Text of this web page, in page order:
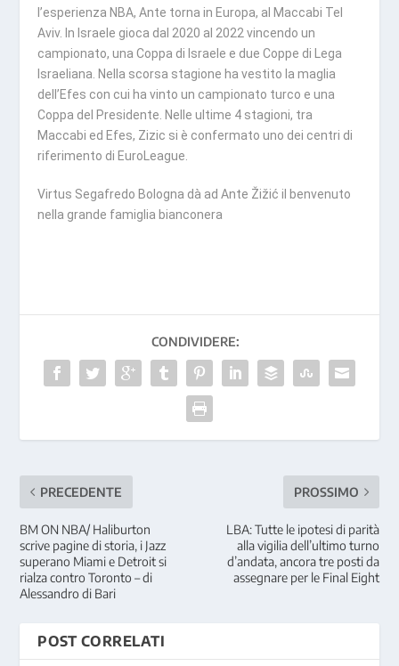
l’esperienza NBA, Ante torna in Europa, al Maccabi Tel
Aviv. In Israele gioca dal 2020 al 2022 vincendo un
campionato, una Coppa di Israele e due Coppe di Lega
Israeliana. Nella scorsa stagione ha vestito la maglia
dell’Efes con cui ha vinto un campionato turco e una
Coppa del Presidente. Nelle ultime 4 stagioni, tra
Maccabi ed Efes, Zizic si è confermato uno dei centri di
riferimento di EuroLeague.
Virtus Segafredo Bologna dà ad Ante Žižić il benvenuto
nella grande famiglia bianconera
CONDIVIDERE:
PRECEDENTE
BM ON NBA/ Haliburton
scrive pagine di storia, i Jazz
superano Miami e Detroit si
rialza contro Toronto – di
Alessandro di Bari
PROSSIMO
LBA: Tutte le ipotesi di parità
alla vigilia dell’ultimo turno
d’andata, ancora tre posti da
assegnare per le Final Eight
POST CORRELATI